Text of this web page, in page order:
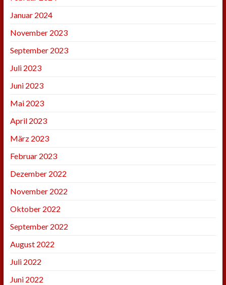
Januar 2024
November 2023
September 2023
Juli 2023
Juni 2023
Mai 2023
April 2023
März 2023
Februar 2023
Dezember 2022
November 2022
Oktober 2022
September 2022
August 2022
Juli 2022
Juni 2022